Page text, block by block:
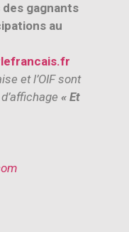
gagnants
au
et l’OIF sont
« Et